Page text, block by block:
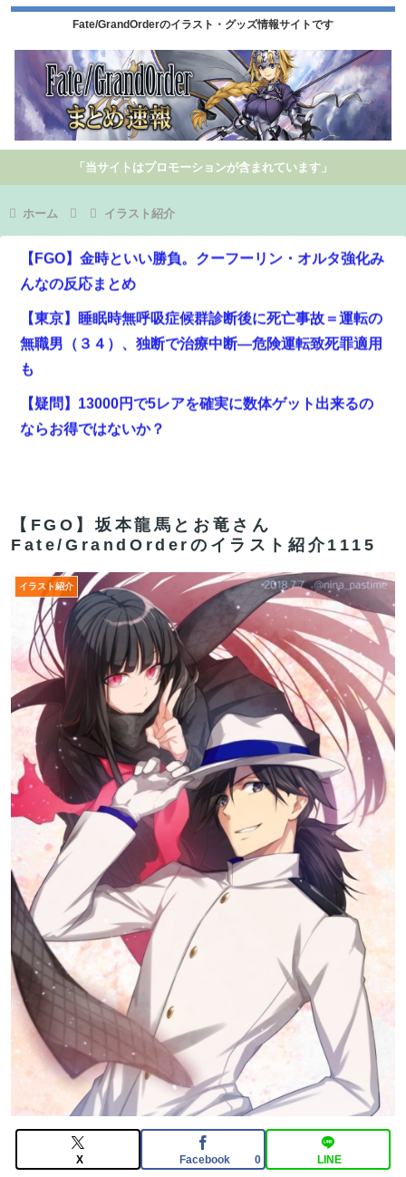
Fate/GrandOrderのイラスト・グッズ情報サイトです
「当サイトはプロモーションが含まれています」
ホーム イラスト紹介
【FGO】金時といい勝負。クーフーリン・オルタ強化み
んなの反応まとめ
【東京】睡眠時無呼吸症候群診断後に死亡事故＝運転の
無職男（３４）、独断で治療中断―危険運転致死罪適用
も
【疑問】13000円で5レアを確実に数体ゲット出来るの
ならお得ではないか？
【FGO】神に愛された星1バッファー。アマデウス強化
がすごいと話題に
なろう作家「円安で高市さん叩いてた奴ら、円高でも褒
めないのでポジショントーク確定ｗｗｗ」
【FGO】金時といい勝負。クーフーリン・オルタ強化み
んなの反応まとめ
海外「世界で日本を死守するぞ！」 日本の消防署を訪れ
たちびっ子集団が世界をメロメロに
【FGO】今から弓戴冠戦を回るが杉谷さんとエウエウ、
どっちが使いやすい？
【疑問】13000円で5レアを確実に数体ゲット出来るの
ならお得ではないか？
【FGO】組み合わせ次第で活かせる場面がきっとある。
鬼女紅葉・ファントム強化みんなの反応まとめ
【FGO】黄金チケット『ますますマンガで分かる！
Fate/rand Order』第466話更新！
【動画像】上戸彩さん(40)、パンパンすぎてノーバン始
球式ならず
【FGO】坂本龍馬とお竜さん
Fate/GrandOrderのイラスト紹介1115
イラスト紹介
X Facebook 0 LINE